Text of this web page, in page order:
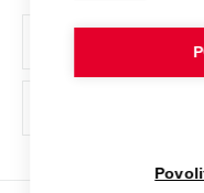
Ochrana osobních údajů